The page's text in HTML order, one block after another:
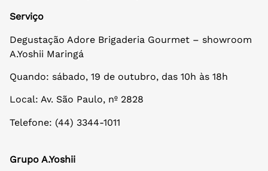
Serviço
Degustação Adore Brigaderia Gourmet – showroom
A.Yoshii Maringá
Quando: sábado, 19 de outubro, das 10h às 18h
Local: Av. São Paulo, nº 2828
Telefone: (44) 3344-1011
Grupo A.Yoshii